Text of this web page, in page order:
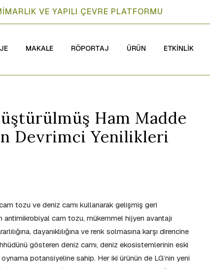
VE YAPILI ÇEVRE PLATFORMU
MAKALE RÖPORTAJ ÜRÜN ETKİNLİK
Ham Madde
Devrimci Yenilikleri
tozu ve deniz camı kullanarak gelişmiş geri
cam tozu, mükemmel hijyen avantajı
dayanıklılığına ve renk solmasına karşı direncine
gösteren deniz camı, deniz ekosistemlerinin eski
potansiyeline sahip. Her iki ürünün de LG’nin yeni